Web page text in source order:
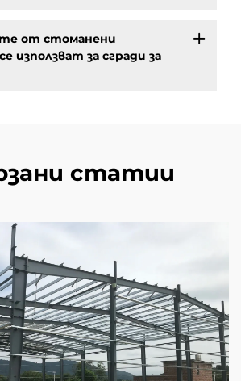
от стоманени
използват за сгради за
статии